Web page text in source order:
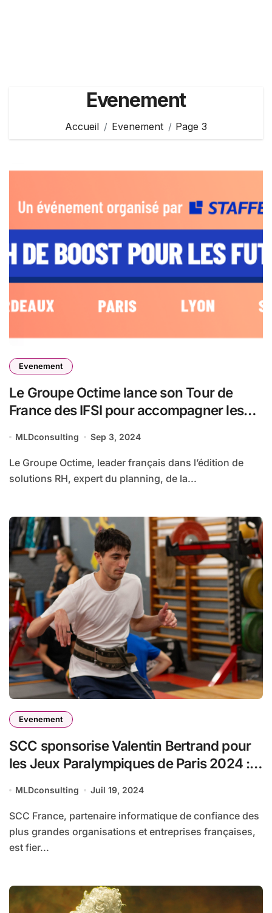
Evenement
Accueil Evenement Page 3
Evenement
Le Groupe Octime lance son Tour de
France des IFSI pour accompagner les
professionnel
MLDconsulting Sep 3, 2024
Le Groupe Octime, leader français dans l’édition de
solutions RH, expert du planning, de la...
Evenement
SCC sponsorise Valentin Bertrand pour
les Jeux Paralympiques de Paris 2024 :
MLDconsulting Juil 19, 2024
SCC France, partenaire informatique de confiance des
plus grandes organisations et entreprises françaises,
est fier...